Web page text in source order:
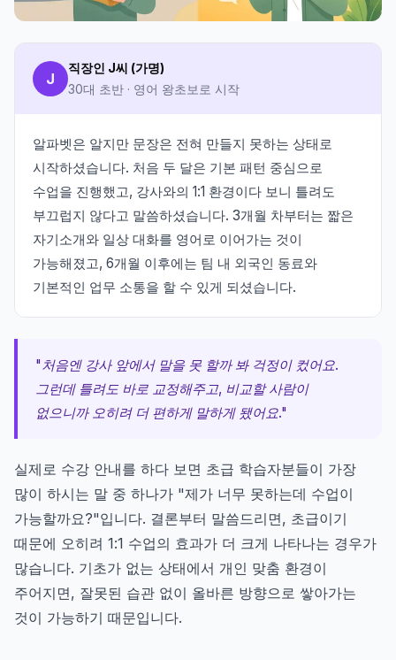
J
직장인 J씨 (가명)
30대 초반 · 영어 왕초보로 시작
알파벳은 알지만 문장은 전혀 만들지 못하는 상태로
시작하셨습니다. 처음 두 달은 기본 패턴 중심으로
수업을 진행했고, 강사와의 1:1 환경이다 보니 틀려도
부끄럽지 않다고 말씀하셨습니다. 3개월 차부터는 짧은
자기소개와 일상 대화를 영어로 이어가는 것이
가능해졌고, 6개월 이후에는 팀 내 외국인 동료와
기본적인 업무 소통을 할 수 있게 되셨습니다.
"처음엔 강사 앞에서 말을 못 할까 봐 걱정이 컸어요.
그런데 틀려도 바로 교정해주고, 비교할 사람이
없으니까 오히려 더 편하게 말하게 됐어요."
실제로 수강 안내를 하다 보면 초급 학습자분들이 가장
많이 하시는 말 중 하나가 "제가 너무 못하는데 수업이
가능할까요?"입니다. 결론부터 말씀드리면, 초급이기
때문에 오히려 1:1 수업의 효과가 더 크게 나타나는 경우가
많습니다. 기초가 없는 상태에서 개인 맞춤 환경이
주어지면, 잘못된 습관 없이 올바른 방향으로 쌓아가는
것이 가능하기 때문입니다.